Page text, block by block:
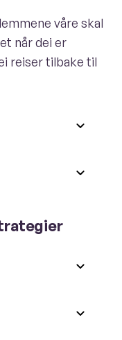
våre skal
når dei er
reiser tilbake til